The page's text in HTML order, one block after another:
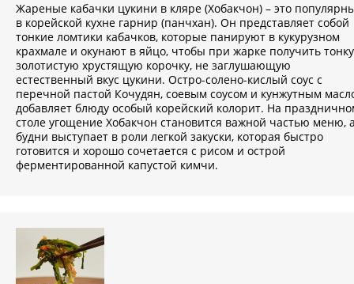
Жареные кабачки цукини в кляре (Хобакчон) – это
в корейской кухне гарнир (панчхан). Он представляет собой
тонкие ломтики кабачков, которые панируют в кукурузном
крахмале и окунают в яйцо, чтобы при жарке получить
золотистую хрустящую корочку, не заглушающую
естественный вкус цукини. Остро-солено-кислый соус с
перечной пастой Кочудян, соевым соусом и кунжутным
добавляет блюду особый корейский колорит. На
столе угощение Хобакчон становится важной частью меню,
будни выступает в роли легкой закуски, которая быстро
готовится и хорошо сочетается с рисом и острой
ферментированной капустой кимчи.